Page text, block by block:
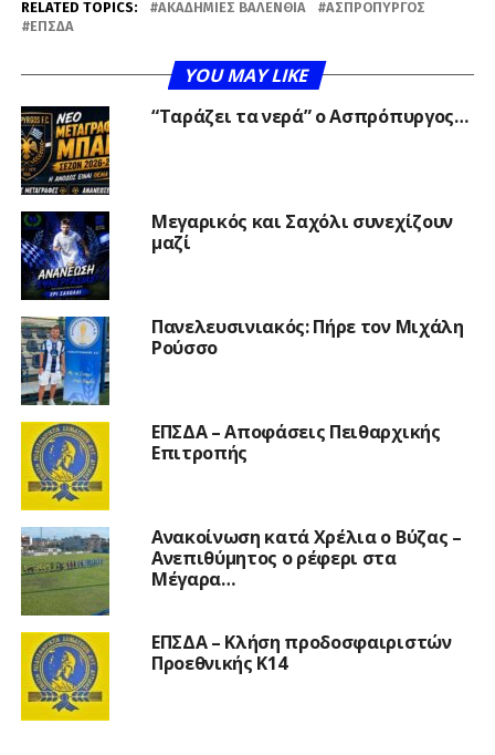
RELATED TOPICS: ΑΚΑΔΗΜΊΕΣ ΒΑΛΈΝΘΙΑ
ΑΣΠΡΌΠΥΡΓΟΣ
ΕΠΣΔΑ
YOU MAY LIKE
“Ταράζει τα νερά” ο Ασπρόπυργος…
Μεγαρικός και Σαχόλι συνεχίζουν
μαζί
Πανελευσινιακός: Πήρε τον Μιχάλη
Ρούσσο
ΕΠΣΔΑ – Αποφάσεις Πειθαρχικής
Επιτροπής
Ανακοίνωση κατά Χρέλια ο Βύζας –
Ανεπιθύμητος ο ρέφερι στα
Μέγαρα…
ΕΠΣΔΑ – Κλήση προδοσφαιριστών
Προεθνικής Κ14